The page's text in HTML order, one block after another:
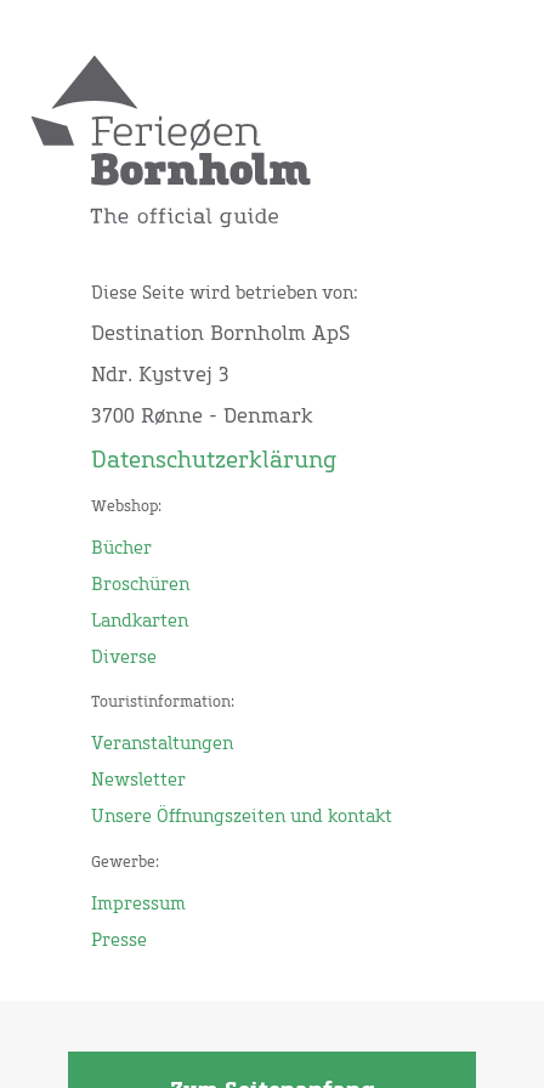
Diese Seite wird betrieben von:
Destination Bornholm ApS
Ndr. Kystvej 3
3700 Rønne - Denmark
Datenschutzerklärung
Webshop:
Bücher
Broschüren
Landkarten
Diverse
Touristinformation:
Veranstaltungen
Newsletter
Unsere Öffnungszeiten und kontakt
Gewerbe:
Impressum
Presse